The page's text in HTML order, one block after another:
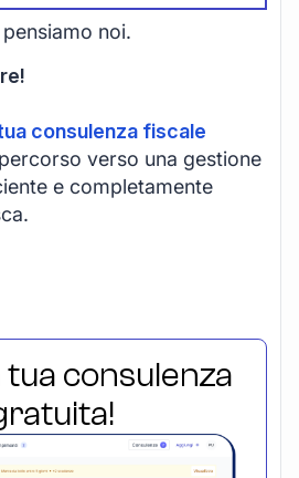
noi.
consulenza fiscale
verso una gestione
e completamente
tua consulenza